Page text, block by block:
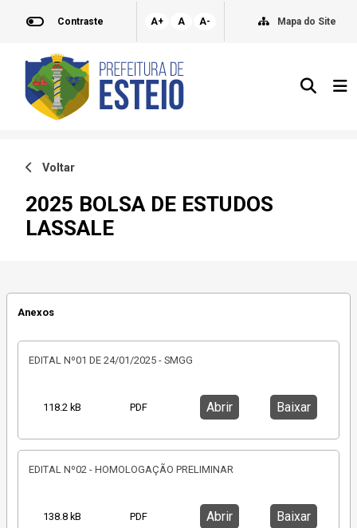
Contraste A+ A A- Mapa do Site
Voltar
2025 BOLSA DE ESTUDOS
LASSALE
Anexos
EDITAL Nº01 DE 24/01/2025 - SMGG
118.2 kB PDF Abrir Baixar
EDITAL Nº02 - HOMOLOGAÇÃO PRELIMINAR
138.8 kB PDF Abrir Baixar